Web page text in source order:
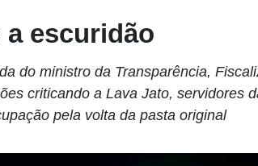
escuridão
do ministro da Transparência,
criticando a Lava Jato, servidores
pela volta da pasta original